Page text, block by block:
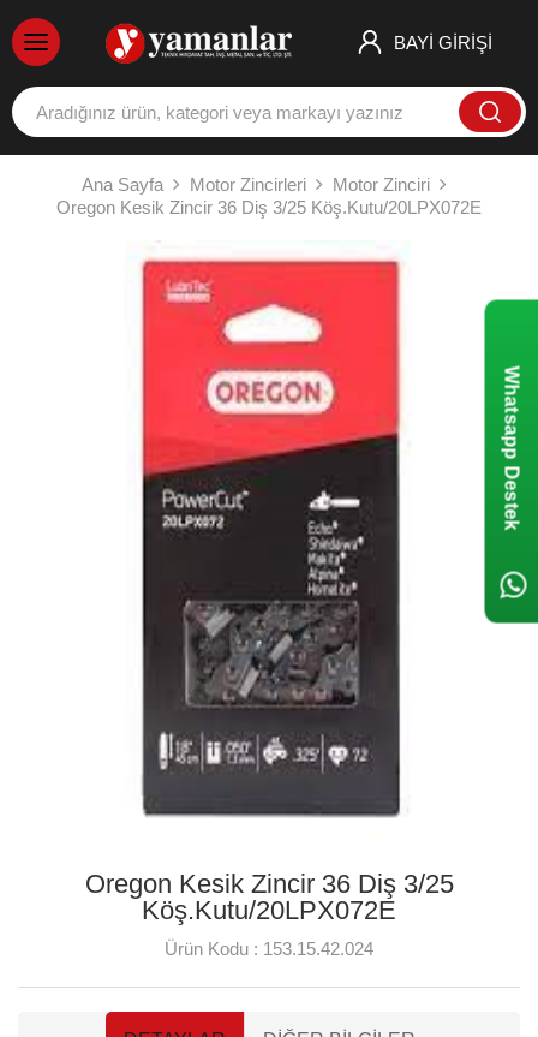
BAYİ GİRİŞİ
Ana Sayfa Motor Zincirleri
Motor Zinciri
Oregon Kesik Zincir 36 Diş 3/25 Köş.Kutu/20LPX072E
Oregon Kesik Zincir 36 Diş 3/25
Köş.Kutu/20LPX072E
Ürün Kodu : 153.15.42.024
Whatsapp Destek